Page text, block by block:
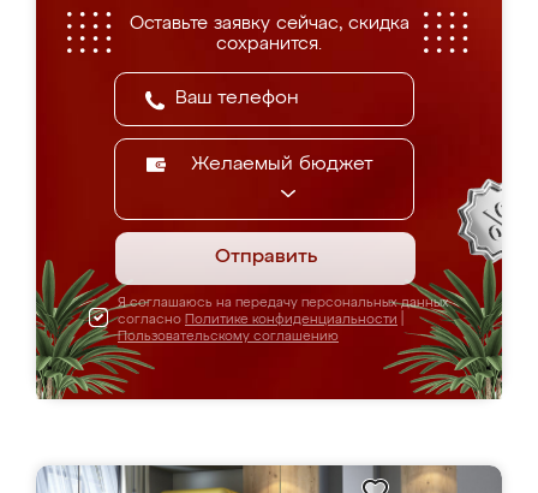
Оставьте заявку сейчас, скидка
сохранится.
Желаемый бюджет
Отправить
Я соглашаюсь на передачу персональных данных
согласно Политике конфиденциальности
Пользовательскому соглашению